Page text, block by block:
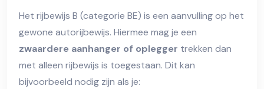
Het rijbewijs B (categorie BE) is een aanvulling op het
gewone autorijbewijs. Hiermee mag je een
zwaardere aanhanger of oplegger trekken dan
met alleen rijbewijs is toegestaan. Dit kan
bijvoorbeeld nodig zijn als je: